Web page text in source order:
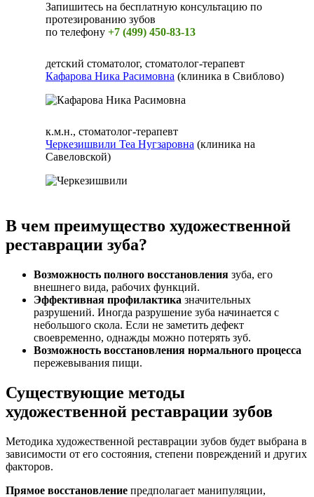
Запишитесь на бесплатную консультацию по
протезированию зубов
по телефону +7 (499) 450-83-13
детский стоматолог, стоматолог-терапевт
Кафарова Ника Расимовна (клиника в Свиблово)
к.м.н., стоматолог-терапевт
Черкезишвили Теа Нугзаровна (клиника на
Савеловской)
В чем преимущество художественной
реставрации зуба?
Возможность полного восстановления зуба, его
внешнего вида, рабочих функций.
Эффективная профилактика значительных
разрушений. Иногда разрушение зуба начинается с
небольшого скола. Если не заметить дефект
своевременно, однажды можно потерять зуб.
Возможность восстановления нормального процесса
пережевывания пищи.
Существующие методы
художественной реставрации зубов
Методика художественной реставрации зубов будет выбрана в
зависимости от его состояния, степени повреждений и других
факторов.
Прямое восстановление предполагает манипуляции,